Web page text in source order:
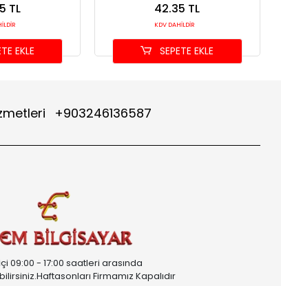
TL
EKLE
42.35 TL
KDV DAHİLDİR
SEPETE EKLE
+903246136587
09:00 - 17:00 saatleri arasında
Firmamız Kapalıdır